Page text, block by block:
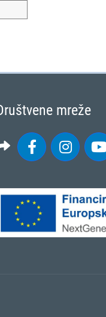
mreže